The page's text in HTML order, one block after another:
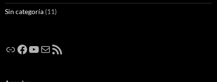
Sin categoría (11)
Enlace
Facebook
YouTube
Correo electrónico
Feed RSS